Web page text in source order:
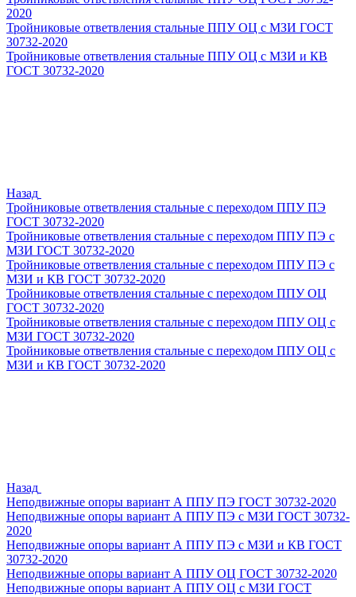
2020
Тройниковые ответвления стальные ППУ ОЦ с МЗИ ГОСТ
30732-2020
Тройниковые ответвления стальные ППУ ОЦ с МЗИ и КВ
ГОСТ 30732-2020
Назад
Тройниковые ответвления стальные с переходом ППУ ПЭ
ГОСТ 30732-2020
Тройниковые ответвления стальные с переходом ППУ ПЭ с
МЗИ ГОСТ 30732-2020
Тройниковые ответвления стальные с переходом ППУ ПЭ с
МЗИ и КВ ГОСТ 30732-2020
Тройниковые ответвления стальные с переходом ППУ ОЦ
ГОСТ 30732-2020
Тройниковые ответвления стальные с переходом ППУ ОЦ с
МЗИ ГОСТ 30732-2020
Тройниковые ответвления стальные с переходом ППУ ОЦ с
МЗИ и КВ ГОСТ 30732-2020
Назад
Неподвижные опоры вариант А ППУ ПЭ ГОСТ 30732-2020
Неподвижные опоры вариант А ППУ ПЭ с МЗИ ГОСТ 30732-
2020
Неподвижные опоры вариант А ППУ ПЭ с МЗИ и КВ ГОСТ
30732-2020
Неподвижные опоры вариант А ППУ ОЦ ГОСТ 30732-2020
Неподвижные опоры вариант А ППУ ОЦ с МЗИ ГОСТ